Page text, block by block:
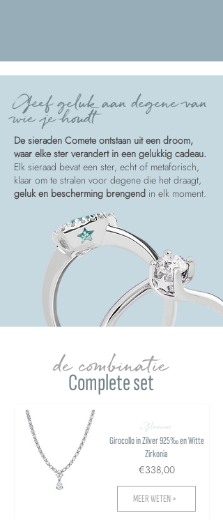
Geef geluk aan degene van
wie je houdt
De sieraden Comete ontstaan uit een droom,
waar elke ster verandert in een gelukkig cadeau.
Elk sieraad bevat een ster, echt of metaforisch,
klaar om te stralen voor degene die het draagt,
geluk en bescherming brengend in elk moment.
Complete set
de combinatie
Glamour
Girocollo in Zilver 925‰ en Witte
Zirkonia
€338,00
MEER WETEN >